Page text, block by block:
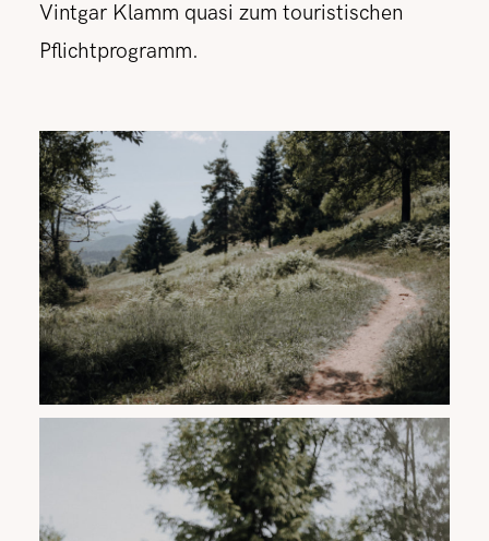
Vintgar Klamm quasi zum touristischen
Pflichtprogramm.